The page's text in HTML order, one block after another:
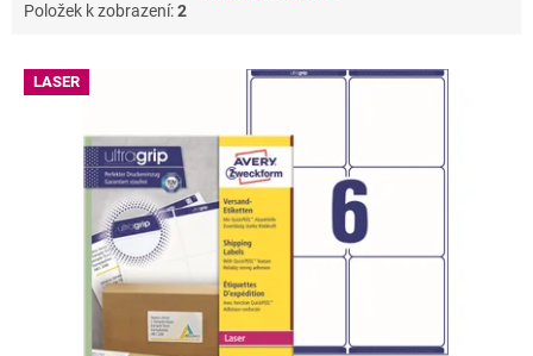
Položek k zobrazení:2
V LASER